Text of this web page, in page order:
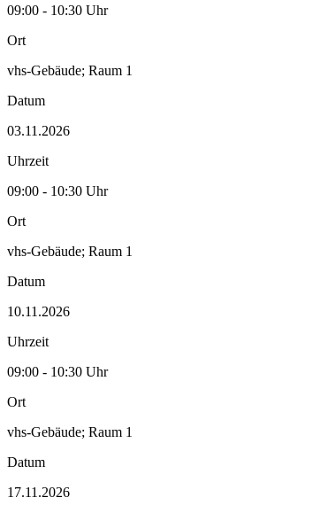
09:00 - 10:30 Uhr
Ort
vhs-Gebäude; Raum 1
Datum
03.11.2026
Uhrzeit
09:00 - 10:30 Uhr
Ort
vhs-Gebäude; Raum 1
Datum
10.11.2026
Uhrzeit
09:00 - 10:30 Uhr
Ort
vhs-Gebäude; Raum 1
Datum
17.11.2026